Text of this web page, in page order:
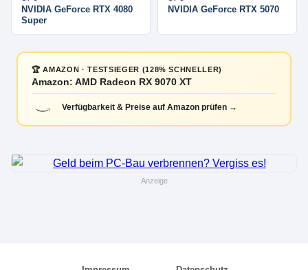
NVIDIA GeForce RTX 4080
Super
NVIDIA GeForce RTX 5070
🏆 AMAZON · TESTSIEGER (128% SCHNELLER)
Amazon: AMD Radeon RX 9070 XT
Verfügbarkeit & Preise auf Amazon prüfen →
Anzeige